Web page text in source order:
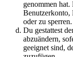
genommen hat.
Benutzerkonto,
oder zu sperren.
Du gestattest
abzuändern,
geeignet sind,